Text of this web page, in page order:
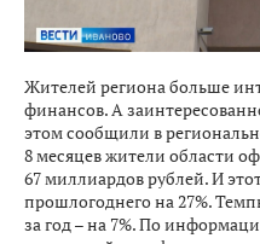
Жителей региона больше
финансов. А
этом сообщили в
8 месяцев жители области
67 миллиардов рублей. И
прошлогоднего на 27%.
за год – на 7%. По